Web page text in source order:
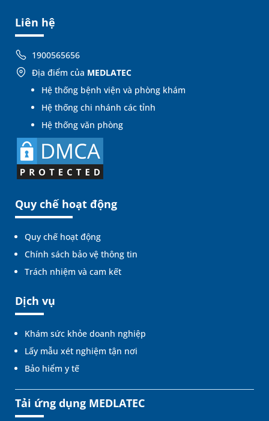
Liên hệ
1900565656
Địa điểm của MEDLATEC
Hệ thống bệnh viện và phòng khám
Hệ thống chi nhánh các tỉnh
Hệ thống văn phòng
Quy chế hoạt động
Quy chế hoạt động
Chính sách bảo vệ thông tin
Trách nhiệm và cam kết
Dịch vụ
Khám sức khỏe doanh nghiệp
Lấy mẫu xét nghiệm tận nơi
Bảo hiểm y tế
Tải ứng dụng MEDLATEC